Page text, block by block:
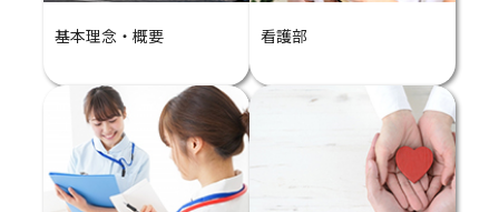
基本理念・概要 看護部